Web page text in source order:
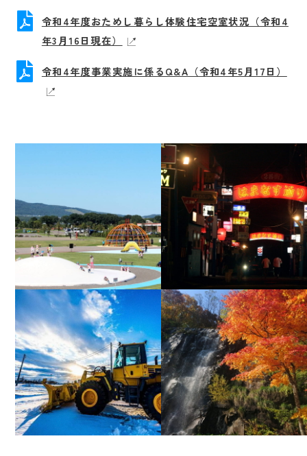
令和4年度おためし暮らし体験住宅空室状況（令和4
年3月16日現在）
令和4年度事業実施に係るQ&A（令和4年5月17日）